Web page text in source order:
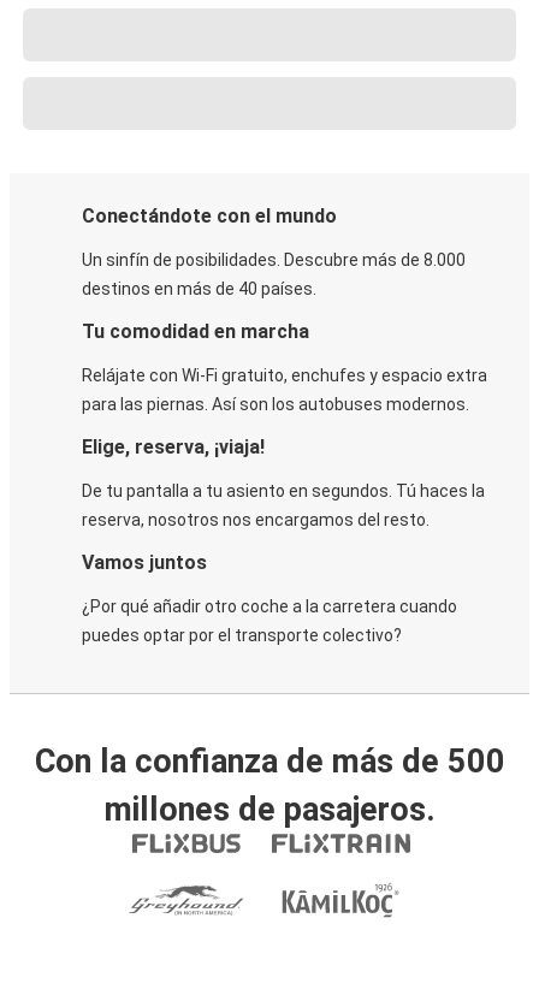
Conectándote con el mundo
Un sinfín de posibilidades. Descubre más de 8.000
destinos en más de 40 países.
Tu comodidad en marcha
Relájate con Wi-Fi gratuito, enchufes y espacio extra
para las piernas. Así son los autobuses modernos.
Elige, reserva, ¡viaja!
De tu pantalla a tu asiento en segundos. Tú haces la
reserva, nosotros nos encargamos del resto.
Vamos juntos
¿Por qué añadir otro coche a la carretera cuando
puedes optar por el transporte colectivo?
Con la confianza de más de 500
millones de pasajeros.